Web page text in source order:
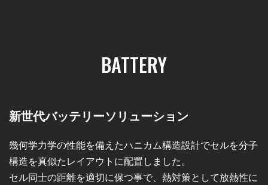
BATTERY
新世代バッテリーソリューション
幾何学力学の性能を備えたハニカム構造設計でセルを分子
構造を真似たレイアウトに配置しました。
セル同士の距離を適切に保つ事で、熱対策として放熱性に